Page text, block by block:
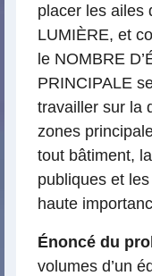
placer les ailes
LUMIÈRE, et
le NOMBRE
PRINCIPALE
travailler sur la
zones
tout bâtiment,
publiques et
haute
Énoncé du
volumes d’un